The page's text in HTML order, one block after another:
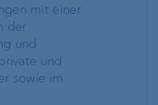
mit einer
der
und
und
sowie im